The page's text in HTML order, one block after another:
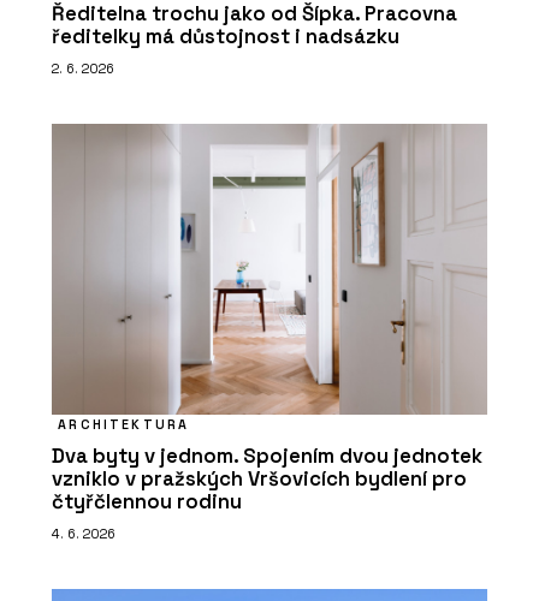
Ředitelna trochu jako od Šípka. Pracovna
ředitelky má důstojnost i nadsázku
2. 6. 2026
ARCHITEKTURA
Dva byty v jednom. Spojením dvou jednotek
vzniklo v pražských Vršovicích bydlení pro
čtyřčlennou rodinu
4. 6. 2026